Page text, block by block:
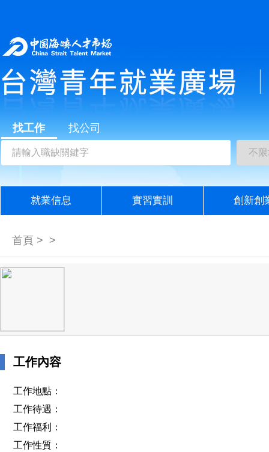
找工作 找公司
就業信息 實習實訓 創新創
首頁 > >
工作內容
工作地點：
工作待遇：
工作福利：
工作性質：